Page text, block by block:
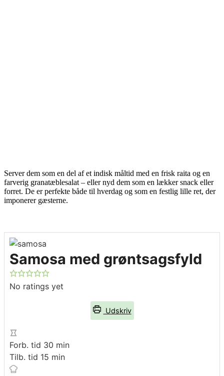
Server dem som en del af et indisk måltid med en frisk raita og en
farverig granatæblesalat – eller nyd dem som en lækker snack eller
forret. De er perfekte både til hverdag og som en festlig lille ret, der
imponerer gæsterne.
Samosa med grøntsagsfyld
No ratings yet
Udskriv
Forb. tid 30 minutter
min
Tilb. tid 15 minutter
min